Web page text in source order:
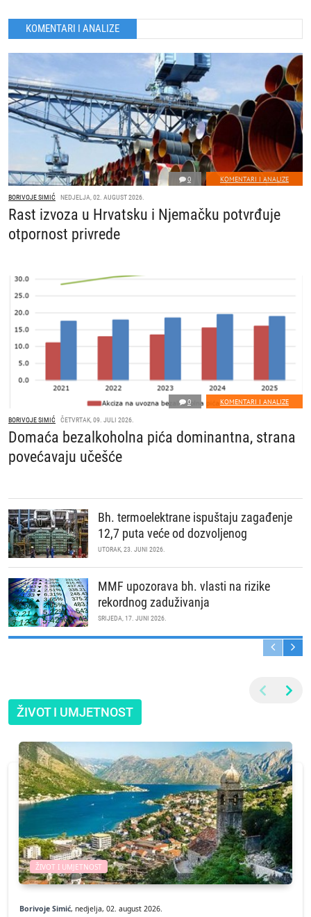
KOMENTARI I ANALIZE
0 KOMENTARI I ANALIZE
BORIVOJE SIMIĆ NEDJELJA, 02. AUGUST 2026.
Rast izvoza u Hrvatsku i Njemačku potvrđuje
otpornost privrede
0 KOMENTARI I ANALIZE
BORIVOJE SIMIĆ ČETVRTAK, 09. JULI 2026.
Domaća bezalkoholna pića dominantna, strana
povećavaju učešće
Bh. termoelektrane ispuštaju zagađenje
12,7 puta veće od dozvoljenog
UTORAK, 23. JUNI 2026.
MMF upozorava bh. vlasti na rizike
rekordnog zaduživanja
SRIJEDA, 17. JUNI 2026.
ŽIVOT I UMJETNOST
ŽIVOT I UMJETNOST
Borivoje Simić, nedjelja, 02. august 2026.